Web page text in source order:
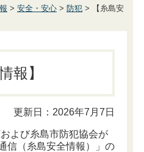
> 安全・安心> 防犯> 【糸島安
報】
更新日：2026年7月7日
よび糸島市防犯協会が
信（糸島安全情報）」の